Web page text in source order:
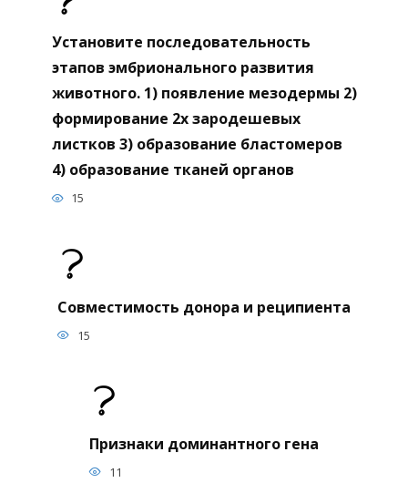
Установите последовательность
этапов эмбрионального развития
животного. 1) появление мезодермы 2)
формирование 2х зародешевых
листков 3) образование бластомеров
4) образование тканей органов
15
Совместимость донора и реципиента
15
Признаки доминантного гена
11